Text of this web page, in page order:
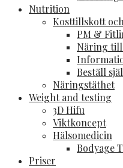
Nutrition
Kosttillskott
PM &
Näring
Beställ
Näringstäthet
Weight and testing
3D Hifu
Viktkoncept
Hälsomedicin
Bodyage
Priser